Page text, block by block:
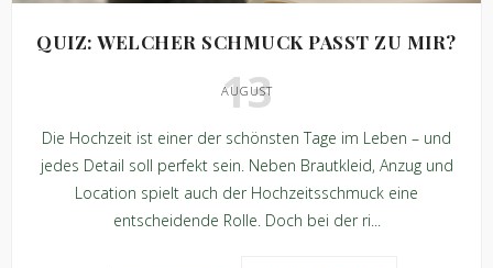
QUIZ: WELCHER SCHMUCK PASST ZU MIR?
13
AUGUST
Die Hochzeit ist einer der schönsten Tage im Leben – und
jedes Detail soll perfekt sein. Neben Brautkleid, Anzug und
Location spielt auch der Hochzeitsschmuck eine
entscheidende Rolle. Doch bei der ri...